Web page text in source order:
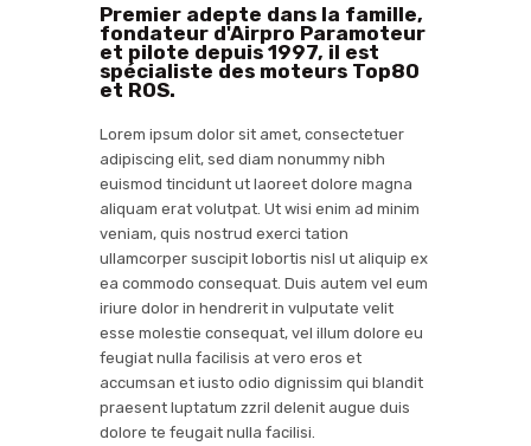
Premier adepte dans la famille,
fondateur d'Airpro Paramoteur
et pilote depuis 1997, il est
spécialiste des moteurs Top80
et ROS.
Lorem ipsum dolor sit amet, consectetuer
adipiscing elit, sed diam nonummy nibh
euismod tincidunt ut laoreet dolore magna
aliquam erat volutpat. Ut wisi enim ad minim
veniam, quis nostrud exerci tation
ullamcorper suscipit lobortis nisl ut aliquip ex
ea commodo consequat. Duis autem vel eum
iriure dolor in hendrerit in vulputate velit
esse molestie consequat, vel illum dolore eu
feugiat nulla facilisis at vero eros et
accumsan et iusto odio dignissim qui blandit
praesent luptatum zzril delenit augue duis
dolore te feugait nulla facilisi.